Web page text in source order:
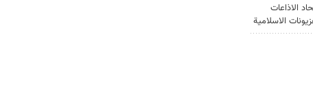
الاذاعات
الاسلامية